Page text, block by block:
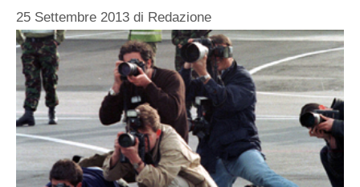
25 Settembre 2013 di Redazione